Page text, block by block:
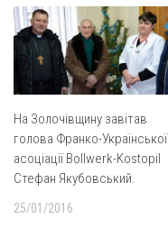
На Золочівщину завітав
голова Франко-Української
асоціації Bollwerk-Kostopil
Стефан Якубовський.
25/01/2016